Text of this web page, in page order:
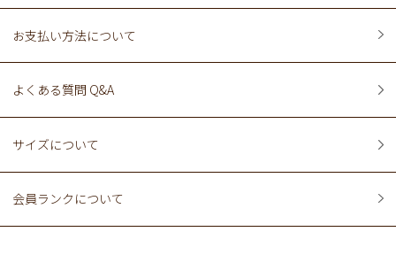
お支払い方法について
よくある質問 Q&A
サイズについて
会員ランクについて